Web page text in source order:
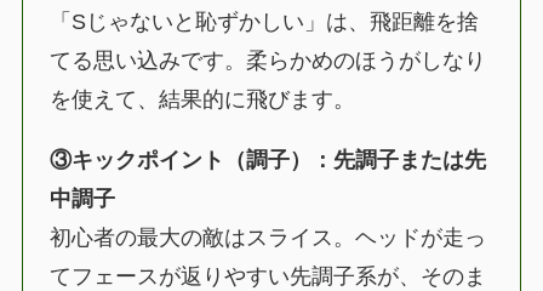
「Sじゃないと恥ずかしい」は、飛距離を捨
てる思い込みです。柔らかめのほうがしなり
を使えて、結果的に飛びます。
③キックポイント（調子）：先調子または先
中調子
初心者の最大の敵はスライス。ヘッドが走っ
てフェースが返りやすい先調子系が、そのま